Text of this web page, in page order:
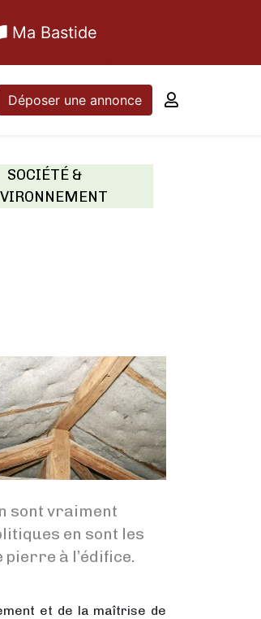
Ma Bastide
Déposer une annonce
SOCIÉTÉ &
sont vraiment
en sont les
à l’édifice.
et de la maîtrise de